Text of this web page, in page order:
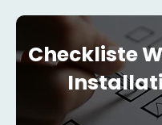
Checkliste